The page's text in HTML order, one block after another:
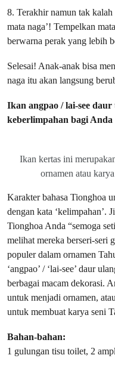
8. Terakhir namun tak
mata naga’! Tempelkan
berwarna perak yang lebih
Selesai! Anak-anak bisa
naga itu akan langsung
Ikan angpao / lai-see
keberlimpahan bagi Anda
Ikan kertas ini
ornamen atau
Karakter bahasa Tionghoa
dengan kata ‘kelimpahan’.
Tionghoa Anda “semoga
melihat mereka berseri-seri
populer dalam ornamen
‘angpao’ / ‘lai-see’ daur
berbagai macam dekorasi.
untuk menjadi ornamen,
untuk membuat karya seni
Bahan-bahan:
1 gulungan tisu toilet, 2